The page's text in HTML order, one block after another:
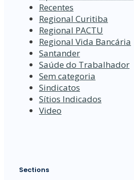
Recentes
Regional Curitiba
Regional PACTU
Regional Vida Bancária
Santander
Saúde do Trabalhador
Sem categoria
Sindicatos
Sítios Indicados
Video
Sections